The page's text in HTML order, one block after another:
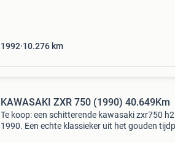
1992 10.276 km
KAWASAKI ZXR 750 (1990) 40.649Km
Te koop: een schitterende kawasaki zxr750
1990. Een echte klassieker uit het gouden